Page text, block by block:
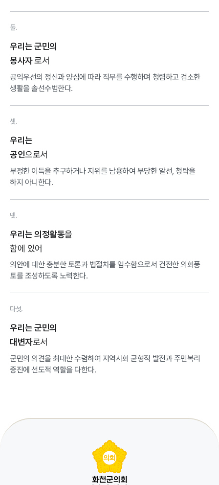
둘.
우리는 군민의
봉사자로서
공익우선의 정신과 양심에 따라 직무를 수행하며 청렴하고 검소한
생활을 솔선수범한다.
셋.
우리는
공인으로서
부정한 이득을 추구하거나 지위를 남용하여 부당한 알선, 청탁을
하지 아니한다.
넷.
우리는 의정활동을
함에 있어
의안에 대한 충분한 토론과 법절차를 엄수함으로서 건전한 의회풍
토를 조성하도록 노력한다.
다섯.
우리는 군민의
대변자로서
군민의 의견을 최대한 수렴하여 지역사회 균형적 발전과 주민복리
증진에 선도적 역할을 다한다.